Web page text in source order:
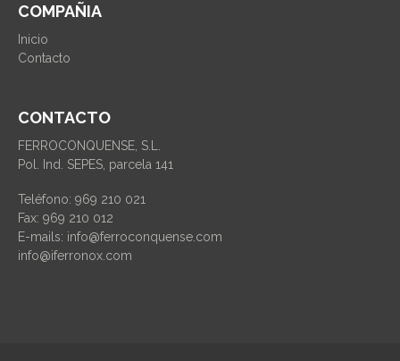
COMPAÑIA
Inicio
Contacto
CONTACTO
FERROCONQUENSE, S.L.
Pol. Ind. SEPES, parcela 141
Teléfono: 969 210 021
Fax: 969 210 012
E-mails: info@ferroconquense.com
info@iferronox.com